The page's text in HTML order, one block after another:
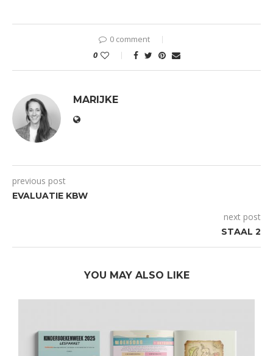
0 comment
0
MARIJKE
previous post
EVALUATIE KBW
next post
STAAL 2
YOU MAY ALSO LIKE